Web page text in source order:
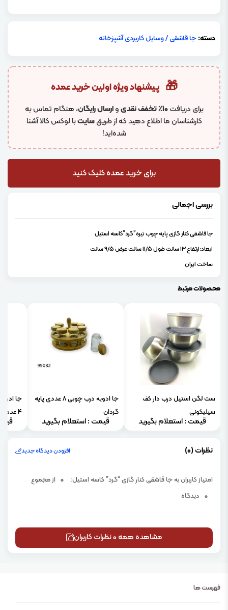
دسته:جا قاشقی/وسایل کاربردی آشپزخانه
🎁 پیشنهاد ویژه اولین خرید عمده
برای دریافت۱۰٪ تخفف نقدی وارسال رایگان، هنگام تماس به
کارشناسان ما اطلاع دهید که از طریقسایتبا لوکس کالا آشنا
شده‌اید!
برای خرید عمده کلیک کنید
بررسی اجمالی
جا قاشقی کنار گازی پایه چوب تیره”گرد”کاسه استیل
ابعاد:ارتفاع 13 سانت طول 11/5 سانت عرض 9/5 سانت
ساخت ایران
محصولات مرتبط
ست لگن استیل درب دار کف
سیلیکونی
قیمت : استعلام بگیرید
جا ادویه درب چوبی 8 عددی پایه
گردان
قیمت : استعلام بگیرید
جا
4 عددی)
نظرات (0) افزودن دیدگاه جدید
امتیاز کاربران به جا قاشقی کنار گازی “گرد” کاسه استیل: 0 از مجموع
0 دیدگاه
مشاهده همه 0 نظرات کاربران
فهرست ها